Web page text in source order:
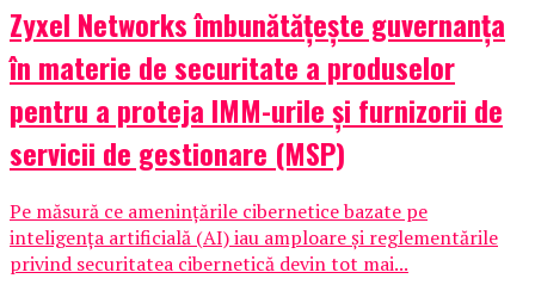
Zyxel Networks îmbunătățește guvernanța
în materie de securitate a produselor
pentru a proteja IMM-urile și furnizorii de
servicii de gestionare (MSP)
Pe măsură ce amenințările cibernetice bazate pe
inteligența artificială (AI) iau amploare și reglementările
privind securitatea cibernetică devin tot mai...